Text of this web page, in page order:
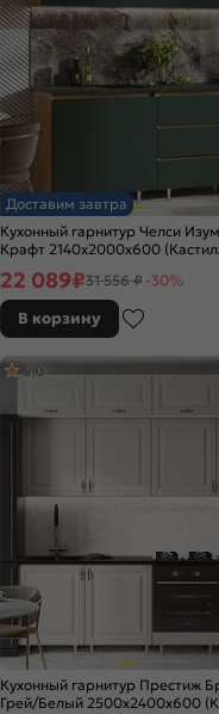
Доставим завтра
Кухонный гарнитур Челси
Крафт 2140x2000x600
22 089₽31 556 ₽ -30%
В корзину
Кухонный гарнитур Престиж
Грей/Белый 2500x2400x600
5,0